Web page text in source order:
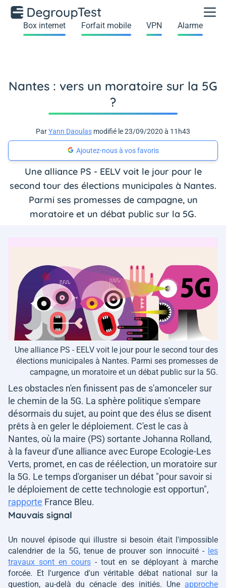
Box internet Forfait mobile VPN Alarme
Nantes : vers un moratoire sur la 5G
?
ParYann Daoulas modifié le 23/09/2020 à 11h43
Ajoutez-nous à vos favoris
Une alliance PS - EELV voit le jour pour le
second tour des élections municipales à Nantes.
Parmi ses promesses de campagne, un
moratoire et un débat public sur la 5G.
Une alliance PS - EELV voit le jour pour le second tour des
élections municipales à Nantes. Parmi ses promesses de
campagne, un moratoire et un débat public sur la 5G.
Les obstacles n'en finissent pas de s'amonceler sur
le chemin de la 5G. La sphère politique s'empare
désormais du sujet, au point que des élus se disent
prêts à en geler le déploiement. C'est le cas à
Nantes, où la maire (PS) sortante Johanna Rolland,
à la faveur d'une alliance avec Europe Ecologie-Les
Verts, promet, en cas de réélection, un moratoire sur
la 5G. Le temps d'organiser un débat "pour savoir si
le déploiement de cette technologie est opportun",
rapporte France Bleu.
Mauvais signal
Un nouvel épisode qui illustre si besoin était l'impossible
calendrier de la 5G, tenue de prouver son innocuité - les
travaux sont en cours- tout en se déployant à marche
forcée. Et l'urgence d'un véritable débat national sur la
question, au-delà du cénacle des initiés. Une approche